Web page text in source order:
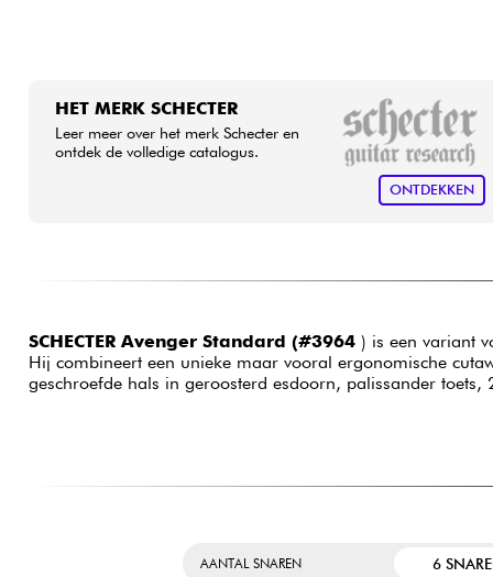
HET MERK SCHECTER
Leer meer over het merk Schecter en
ontdek de volledige catalogus.
ONTDEKKEN
SCHECTER Avenger Standard (#3964) is een variant
Hij combineert een unieke maar vooral ergonomische
geschroefde hals in geroosterd esdoorn, palissander
AANTAL SNAREN 6